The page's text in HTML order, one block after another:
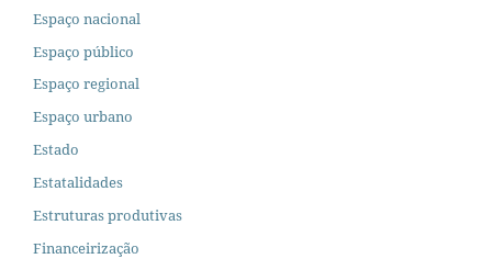
Espaço nacional
Espaço público
Espaço regional
Espaço urbano
Estado
Estatalidades
Estruturas produtivas
Financeirização